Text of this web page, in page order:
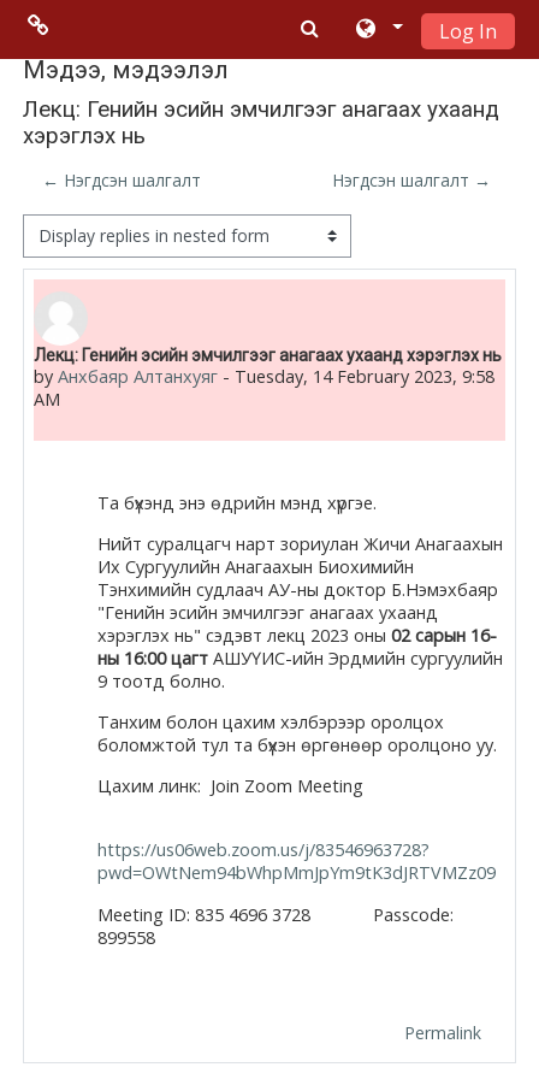
Menu 2
Moodle
community
Moodle
free support
Moodle
development
Moodle.com
жишээ 2
community
Moodle
free support
Log In
Мэдээ, мэдээлэл
Лекц: Генийн эсийн эмчилгээг анагаах ухаанд
хэрэглэх нь
← Нэгдсэн шалгалт Нэгдсэн шалгалт →
Display mode
Лекц: Генийн эсийн эмчилгээг анагаах ухаанд хэрэглэх нь
byАнхбаяр Алтанхуяг - Tuesday, 14 February 2023, 9:58
AM
Number of replies: 0
Та бүхэнд энэ өдрийн мэнд хүргэе.
Нийт суралцагч нарт зориулан Жичи Анагаахын
Их Сургуулийн Анагаахын Биохимийн
Тэнхимийн судлаач АУ-ны доктор Б.Нэмэхбаяр
"Генийн эсийн эмчилгээг анагаах ухаанд
хэрэглэх нь" сэдэвт лекц 2023 оны 02 сарын 16-
ны 16:00 цагт АШУҮИС-ийн Эрдмийн сургуулийн
9 тоотд болно.
Танхим болон цахим хэлбэрээр оролцох
боломжтой тул та бүхэн өргөнөөр оролцоно уу.
Цахим линк: Join Zoom Meeting
https://us06web.zoom.us/j/83546963728?
pwd=OWtNem94bWhpMmJpYm9tK3dJRTVMZz09
Meeting ID: 835 4696 3728 Passcode:
899558
Permalink